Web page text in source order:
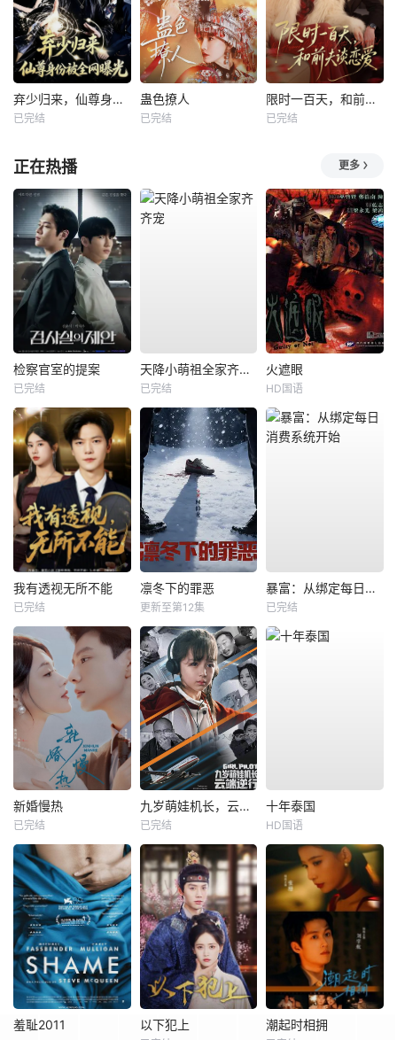
弃少归来，仙尊身份被全网曝光
已完结
蛊色撩人
已完结
限时一百天，和前夫谈恋爱
已完结
正在热播 更多
检察官室的提案
已完结
天降小萌祖全家齐齐宠
已完结
火遮眼
HD国语
我有透视无所不能
已完结
凛冬下的罪恶
更新至第12集
暴富：从绑定每日消费系统开始
已完结
新婚慢热
已完结
九岁萌娃机长，云端逆行
已完结
十年泰国
HD国语
羞耻2011 以下犯上 潮起时相拥